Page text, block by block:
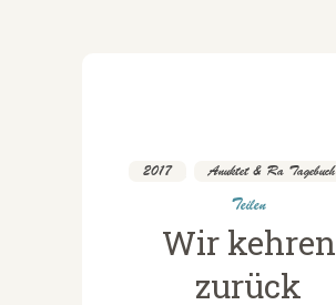
2017 Anuktet & Ra Tagebuch
Teilen
Wir kehren
zurück